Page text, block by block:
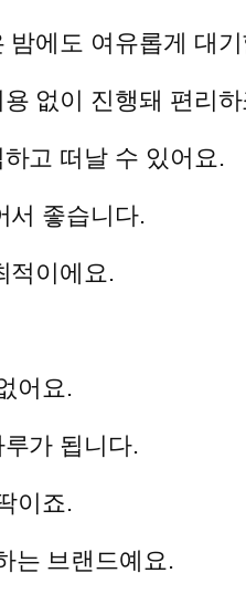
에도 여유롭게 대
없이 진행돼 편리하
고 떠날 수 있어요.
서 좋습니다.
적이에요.
어요.
가 됩니다.
이죠.
는 브랜드예요.